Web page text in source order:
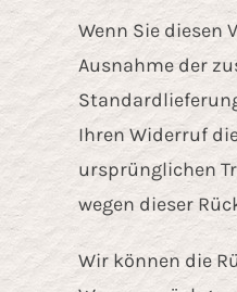
Wenn Sie diesen
Ausnahme der
Ihren Widerruf
ursprünglichen
wegen dieser
Wir können die